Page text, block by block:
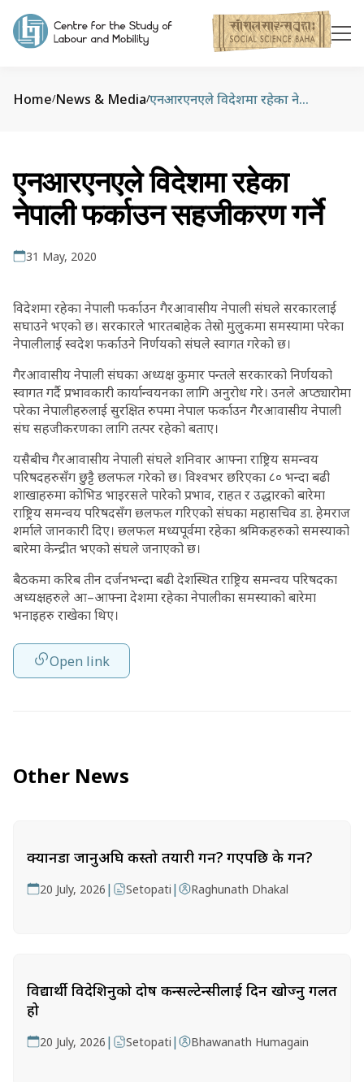
Home/News & Media/ एनआरएनएले विदेशमा रहेका नेपाली फर्काउन सहजीकरण गर्ने
एनआरएनएले विदेशमा रहेका
नेपाली फर्काउन सहजीकरण गर्ने
31 May, 2020
विदेशमा रहेका नेपाली फर्काउन गैरआवासीय नेपाली संघले सरकारलाई
सघाउने भएको छ। सरकारले भारतबाहेक तेस्रो मुलुकमा समस्यामा परेका
नेपालीलाई स्वदेश फर्काउने निर्णयको संघले स्वागत गरेको छ।
गैरआवासीय नेपाली संघका अध्यक्ष कुमार पन्तले सरकारको निर्णयको
स्वागत गर्दै प्रभावकारी कार्यान्वयनका लागि अनुरोध गरे। उनले अप्ठ्यारोमा
परेका नेपालीहरुलाई सुरक्षित रुपमा नेपाल फर्काउन गैरआवासीय नेपाली
संघ सहजीकरणका लागि तत्पर रहेको बताए।
यसैबीच गैरआवासीय नेपाली संघले शनिवार आफ्ना राष्ट्रिय समन्वय
परिषदहरुसँग छुट्टै छलफल गरेको छ। विश्वभर छरिएका ८० भन्दा बढी
शाखाहरुमा कोभिड भाइरसले पारेको प्रभाव, राहत र उद्धारको बारेमा
राष्ट्रिय समन्वय परिषदसँग छलफल गरिएको संघका महासचिव डा. हेमराज
शर्माले जानकारी दिए। छलफल मध्यपूर्वमा रहेका श्रमिकहरुको समस्याको
बारेमा केन्द्रीत भएको संघले जनाएको छ।
बैठकमा करिब तीन दर्जनभन्दा बढी देशस्थित राष्ट्रिय समन्वय परिषदका
अध्यक्षहरुले आ–आफ्ना देशमा रहेका नेपालीका समस्याको बारेमा
भनाइहरु राखेका थिए।
Open link
Other News
क्यानडा जानुअघि कस्तो तयारी गर्ने? गएपछि के गर्ने?
20 July, 2026 | Setopati | Raghunath Dhakal
विद्यार्थी विदेशिनुको दोष कन्सल्टेन्सीलाई दिन खोज्नु गलत
हो
20 July, 2026 | Setopati | Bhawanath Humagain